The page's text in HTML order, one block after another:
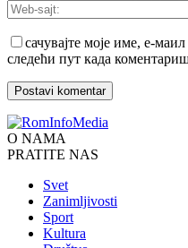
сачувајте моје име, е-
следећи пут када
O NAMA
PRATITE NAS
Svet
Zanimljivosti
Sport
Kultura